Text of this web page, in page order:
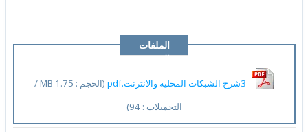
الملفات
المرفقة
3شرح الشبكات المحلية والانترنت.pdf
(الحجم : 1.75 MB /
التحميلات : 94)